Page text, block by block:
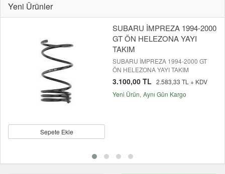
Yeni Ürünler
Sepete Ekle
SUBARU İMPREZA 1994-2000
GT ÖN HELEZONA YAYI
TAKIM
SUBARU İMPREZA 1994-2000 GT
ÖN HELEZONA YAYI TAKIM
3.100,00 TL 2.583,33 TL + KDV
Yeni Ürün Aynı Gün Kargo